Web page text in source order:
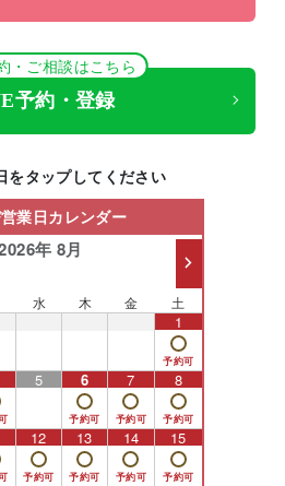
・ご相談はこちら
予約・登録
をタップしてください
業日カレンダー
年 8月
水 木 金 土
1
5 6 7 8
12 13 14 15